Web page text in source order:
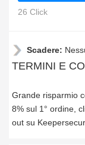
26 Click
Scadere:
TERMINI E
Grande risparmio
8% sul 1° ordine,
out su